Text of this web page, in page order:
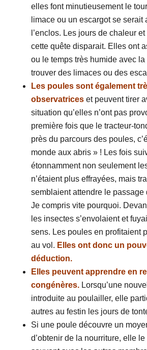
elles font minutieusement le
limace ou un escargot se serait
l’enclos. Les jours de chaleur
cette quête disparait. Elles ont
ou le temps très humide avec
trouver des limaces ou des
Les poules sont également
observatriceset peuvent tirer
situation qu’elles n’ont pas
première fois que le tracteur-
près du parcours des poules,
monde aux abris » ! Les fois
étonnamment non seulement
n’étaient plus effrayées, mais
semblaient attendre le passage
Je compris vite pourquoi.
les insectes s’envolaient et
sens. Les poules en profitaient
au vol. Elles ont donc un
déduction.
Elles peuvent apprendre en
congénères.Lorsqu’une
introduite au poulailler, elle
autres au festin les jours de
Si une poule découvre un
d’obtenir de la nourriture, elle